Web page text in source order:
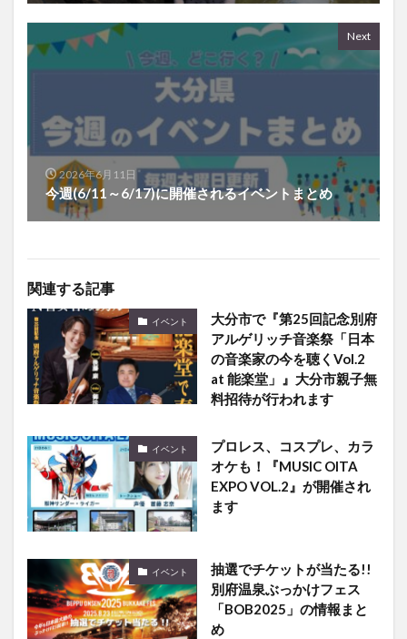
Next
2026年6月11日
今週(6/11～6/17)に開催されるイベントまとめ
関連する記事
イベント
大分市で『第25回記念別府
アルゲリッチ音楽祭「日本
の音楽家の今を聴くVol.2
at 能楽堂」』大分市親子無
料招待が行われます
イベント
プロレス、コスプレ、カラ
オケも！『MUSIC OITA
EXPO VOL.2』が開催され
ます
イベント
抽選でチケットが当たる!!
別府温泉ぶっかけフェス
「BOB2025」の情報まと
め